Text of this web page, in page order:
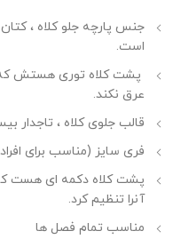
جنس پارچه جلو کلاه ،
است.
پشت کلاه توری هستش که
عرق نکند.
قالب جلوی کلاه ، تاجدار
فری سایز (مناسب برای افراد 12 سال با بالا)
پشت کلاه دکمه ای هست
آنرا تنظیم کرد.
مناسب تمام فصل ها